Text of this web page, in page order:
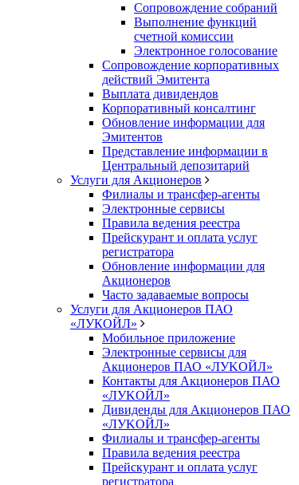
Сопровождение собраний
Выполнение функций
счетной комиссии
Электронное голосование
Сопровождение корпоративных
действий Эмитента
Выплата дивидендов
Корпоративный консалтинг
Обновление информации для
Эмитентов
Представление информации в
Центральный депозитарий
Услуги для Акционеров
Филиалы и трансфер-агенты
Электронные сервисы
Правила ведения реестра
Прейскурант и оплата услуг
регистратора
Обновление информации для
Акционеров
Часто задаваемые вопросы
Услуги для Акционеров ПАО
«ЛУКОЙЛ»
Мобильное приложение
Электронные сервисы для
Акционеров ПАО «ЛУKOЙЛ»
Контакты для Акционеров ПАО
«ЛУKOЙЛ»
Дивиденды для Акционеров ПАО
«ЛУKOЙЛ»
Филиалы и трансфер-агенты
Правила ведения реестра
Прейскурант и оплата услуг
регистратора